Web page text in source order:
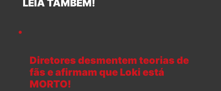
LEIA TAMBÉM!
Diretores desmentem teorias de
fãs e afirmam que Loki está
MORTO!